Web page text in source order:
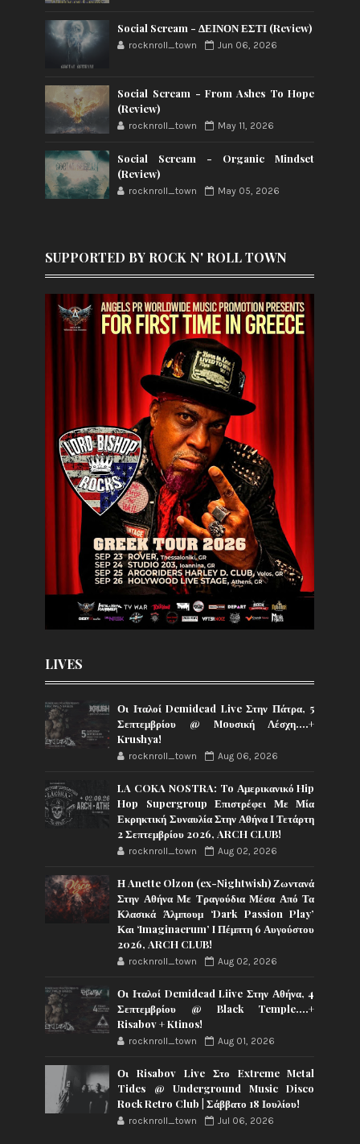
Social Scream - ΔΕΙΝΟΝ ΕΣΤΙ (Review)
rocknroll_town Jun 06, 2026
Social Scream - From Ashes To Hope
(Review)
rocknroll_town May 11, 2026
Social Scream - Organic Mindset
(Review)
rocknroll_town May 05, 2026
SUPPORTED BY ROCK N' ROLL TOWN
LIVES
Οι Ιταλοί Demidead Live Στην Πάτρα, 5
Σεπτεμβρίου @ Moυσική Λέσχη….+
Krushya!
rocknroll_town Aug 06, 2026
LA COKA NOSTRA: To Αμερικανικό Hip
Hop Supergroup Επιστρέφει Με Μία
Εκρηκτική Συναυλία Στην Αθήνα Ι Τετάρτη
2 Σεπτεμβρίου 2026, ARCH CLUB!
rocknroll_town Aug 02, 2026
Η Anette Olzon (ex-Nightwish) Ζωντανά
Στην Αθήνα Με Τραγούδια Μέσα Από Τα
Κλασικά Άλμπουμ ‘Dark Passion Play’
Και ‘Imaginaerum’ I Πέμπτη 6 Αυγούστου
2026, ARCH CLUB!
rocknroll_town Aug 02, 2026
Οι Ιταλοί Demidead Liive Στην Αθήνα, 4
Σεπτεμβρίου @ Black Temple….+
Risabov + Ktinos!
rocknroll_town Aug 01, 2026
Οι Risabov Live Στο Extreme Metal
Tides @ Underground Music Disco
Rock Retro Club | Σάββατο 18 Ιουλίου!
rocknroll_town Jul 06, 2026